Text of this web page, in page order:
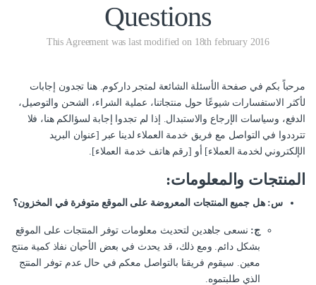
Questions
This Agreement was last modified on 18th february 2016
مرحباً بكم في صفحة الأسئلة الشائعة لمتجر داركوم. هنا تجدون إجابات
لأكثر الاستفسارات شيوعًا حول منتجاتنا، عملية الشراء، الشحن والتوصيل،
الدفع، وسياسات الإرجاع والاستبدال. إذا لم تجدوا إجابة لسؤالكم هنا، فلا
تترددوا في التواصل مع فريق خدمة العملاء لدينا عبر [عنوان البريد
الإلكتروني لخدمة العملاء] أو [رقم هاتف خدمة العملاء].
المنتجات والمعلومات:
س: هل جميع المنتجات المعروضة على الموقع متوفرة في المخزون؟
ج: نسعى جاهدين لتحديث معلومات توفر المنتجات على الموقع
بشكل دائم. ومع ذلك، قد يحدث في بعض الأحيان نفاذ كمية منتج
معين. سيقوم فريقنا بالتواصل معكم في حال عدم توفر المنتج
الذي طلبتموه.